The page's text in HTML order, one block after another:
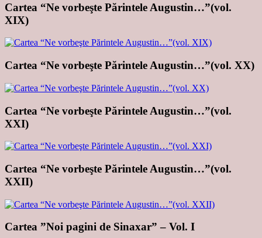
Cartea “Ne vorbeşte Părintele Augustin…”(vol.
XIX)
Cartea “Ne vorbeşte Părintele Augustin…”(vol. XX)
Cartea “Ne vorbeşte Părintele Augustin…”(vol.
XXI)
Cartea “Ne vorbeşte Părintele Augustin…”(vol.
XXII)
Cartea ”Noi pagini de Sinaxar” – Vol. I